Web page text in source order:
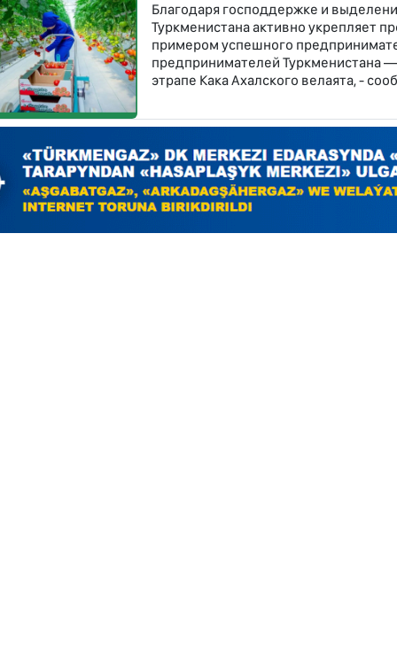
Благодаря господдержке и
Туркменистана активно укрепляет
примером успешного
предпринимателей Туркменистана
этрапе Кака Ахалского велаята, -